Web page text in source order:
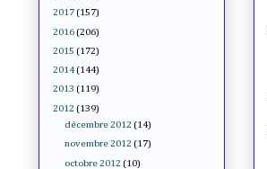
2017 (157)
2016 (206)
2015 (172)
2014 (144)
2013 (119)
2012 (139)
décembre 2012 (14)
novembre 2012 (17)
octobre 2012 (10)